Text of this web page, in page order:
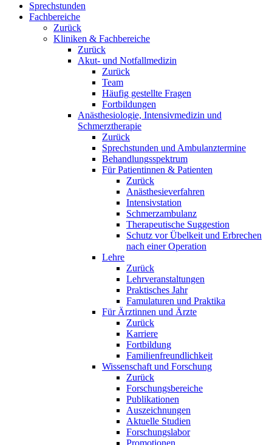
Sprechstunden
Fachbereiche
Zurück
Kliniken & Fachbereiche
Zurück
Akut- und Notfallmedizin
Zurück
Team
Häufig gestellte Fragen
Fortbildungen
Anästhesiologie, Intensivmedizin und
Schmerztherapie
Zurück
Sprechstunden und Ambulanztermine
Behandlungsspektrum
Für Patientinnen & Patienten
Zurück
Anästhesieverfahren
Intensivstation
Schmerzambulanz
Therapeutische Suggestion
Schutz vor Übelkeit und Erbrechen
nach einer Operation
Lehre
Zurück
Lehrveranstaltungen
Praktisches Jahr
Famulaturen und Praktika
Für Ärztinnen und Ärzte
Zurück
Karriere
Fortbildung
Familienfreundlichkeit
Wissenschaft und Forschung
Zurück
Forschungsbereiche
Publikationen
Auszeichnungen
Aktuelle Studien
Forschungslabor
Promotionen